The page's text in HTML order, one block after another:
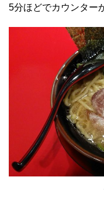
5分ほどでカウンター